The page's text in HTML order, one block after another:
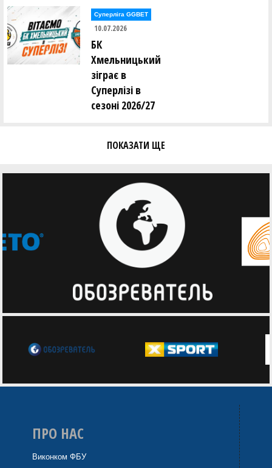
Суперліга GGBET
10.07.2026
БК
Хмельницький
зіграє в
Суперлізі в
сезоні 2026/27
ПОКАЗАТИ ЩЕ
ПРО НАС
Виконком ФБУ